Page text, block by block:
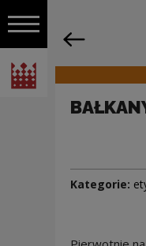
Włącz nawigację
Narodowe Centrum
Nawigacja
Kategorie: